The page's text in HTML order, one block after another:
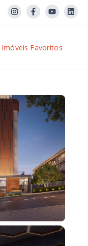
Imóveis Favoritos